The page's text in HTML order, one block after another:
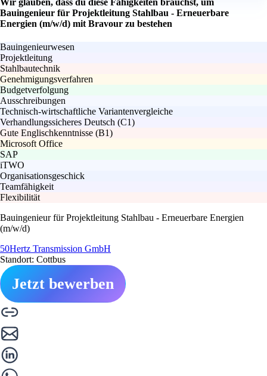
Wir glauben, dass du diese Fähigkeiten brauchst, um
Bauingenieur für Projektleitung Stahlbau - Erneuerbare
Energien (m/w/d) mit Bravour zu bestehen
Bauingenieurwesen
Projektleitung
Stahlbautechnik
Genehmigungsverfahren
Budgetverfolgung
Ausschreibungen
Technisch-wirtschaftliche Variantenvergleiche
Verhandlungssicheres Deutsch (C1)
Gute Englischkenntnisse (B1)
Microsoft Office
SAP
iTWO
Organisationsgeschick
Teamfähigkeit
Flexibilität
Bauingenieur für Projektleitung Stahlbau - Erneuerbare Energien
(m/w/d)
50Hertz Transmission GmbH
Standort: Cottbus
Jetzt bewerben